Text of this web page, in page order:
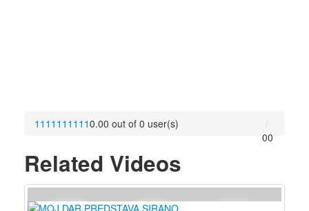
1 1 1 1 1 1 1 1 1 10.00 out of 0 user(s)
00
Related Videos